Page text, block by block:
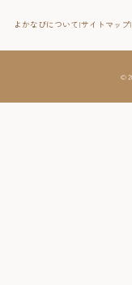
福岡・北九州の旅
よかなびについて サイトマップ
©